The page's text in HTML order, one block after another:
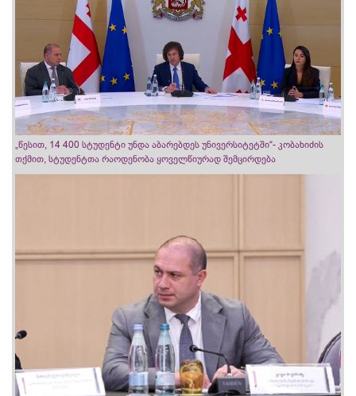
„წესით, 14 400 სტუდენტი უნდა აბარებდეს უნივერსიტეტში“- კობახიძის
თქმით, სტუდენტთა რაოდენობა ყოველწიურად შემცირდება